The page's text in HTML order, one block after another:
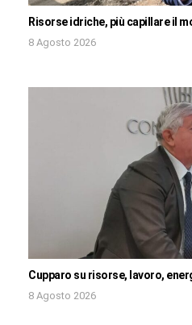
Risorse idriche, più capillare il
8 Agosto 2026
Cupparo su risorse, lavoro,
8 Agosto 2026